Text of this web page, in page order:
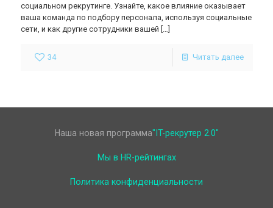
социальном рекрутинге. Узнайте, какое влияние оказывает
ваша команда по подбору персонала, используя социальные
сети, и как другие сотрудники вашей […]
34 Читать далее
Наша новая программа"IT-рекрутер 2.0"
Мы в HR-рейтингах
Политика конфиденциальности